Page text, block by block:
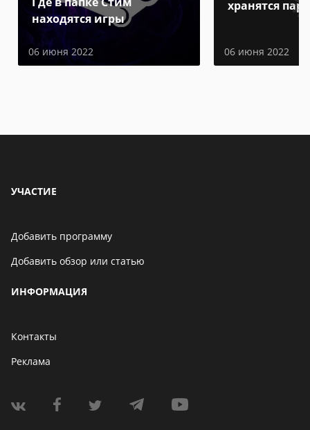
находятся игры
06 июня 2022
хранятся
06 июня 2022
УЧАСТИЕ
Добавить программу
Добавить обзор или статью
ИНФОРМАЦИЯ
Контакты
Реклама